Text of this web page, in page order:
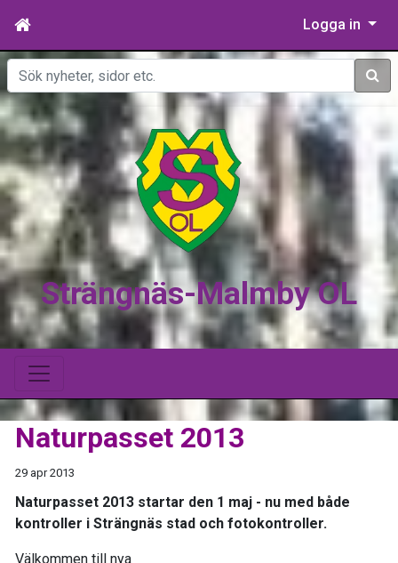
Logga in
Sök
Strängnäs-Malmby OL
Naturpasset 2013
29 apr 2013
Naturpasset 2013 startar den 1 maj - nu med både
kontroller i Strängnäs stad och fotokontroller.
Välkommen till nya